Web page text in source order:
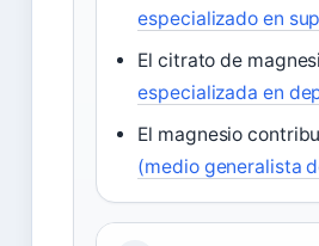
especializado en
El citrato de
especializada en
El magnesio
(medio generalista